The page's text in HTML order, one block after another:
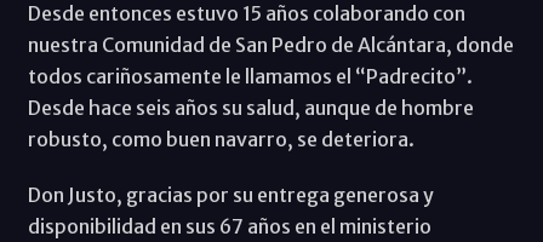
Desde entonces estuvo 15 años colaborando con
nuestra Comunidad de San Pedro de Alcántara, donde
todos cariñosamente le llamamos el “Padrecito”.
Desde hace seis años su salud, aunque de hombre
robusto, como buen navarro, se deteriora.
Don Justo, gracias por su entrega generosa y
disponibilidad en sus 67 años en el ministerio